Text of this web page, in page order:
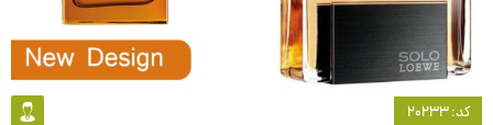
کد: 20233